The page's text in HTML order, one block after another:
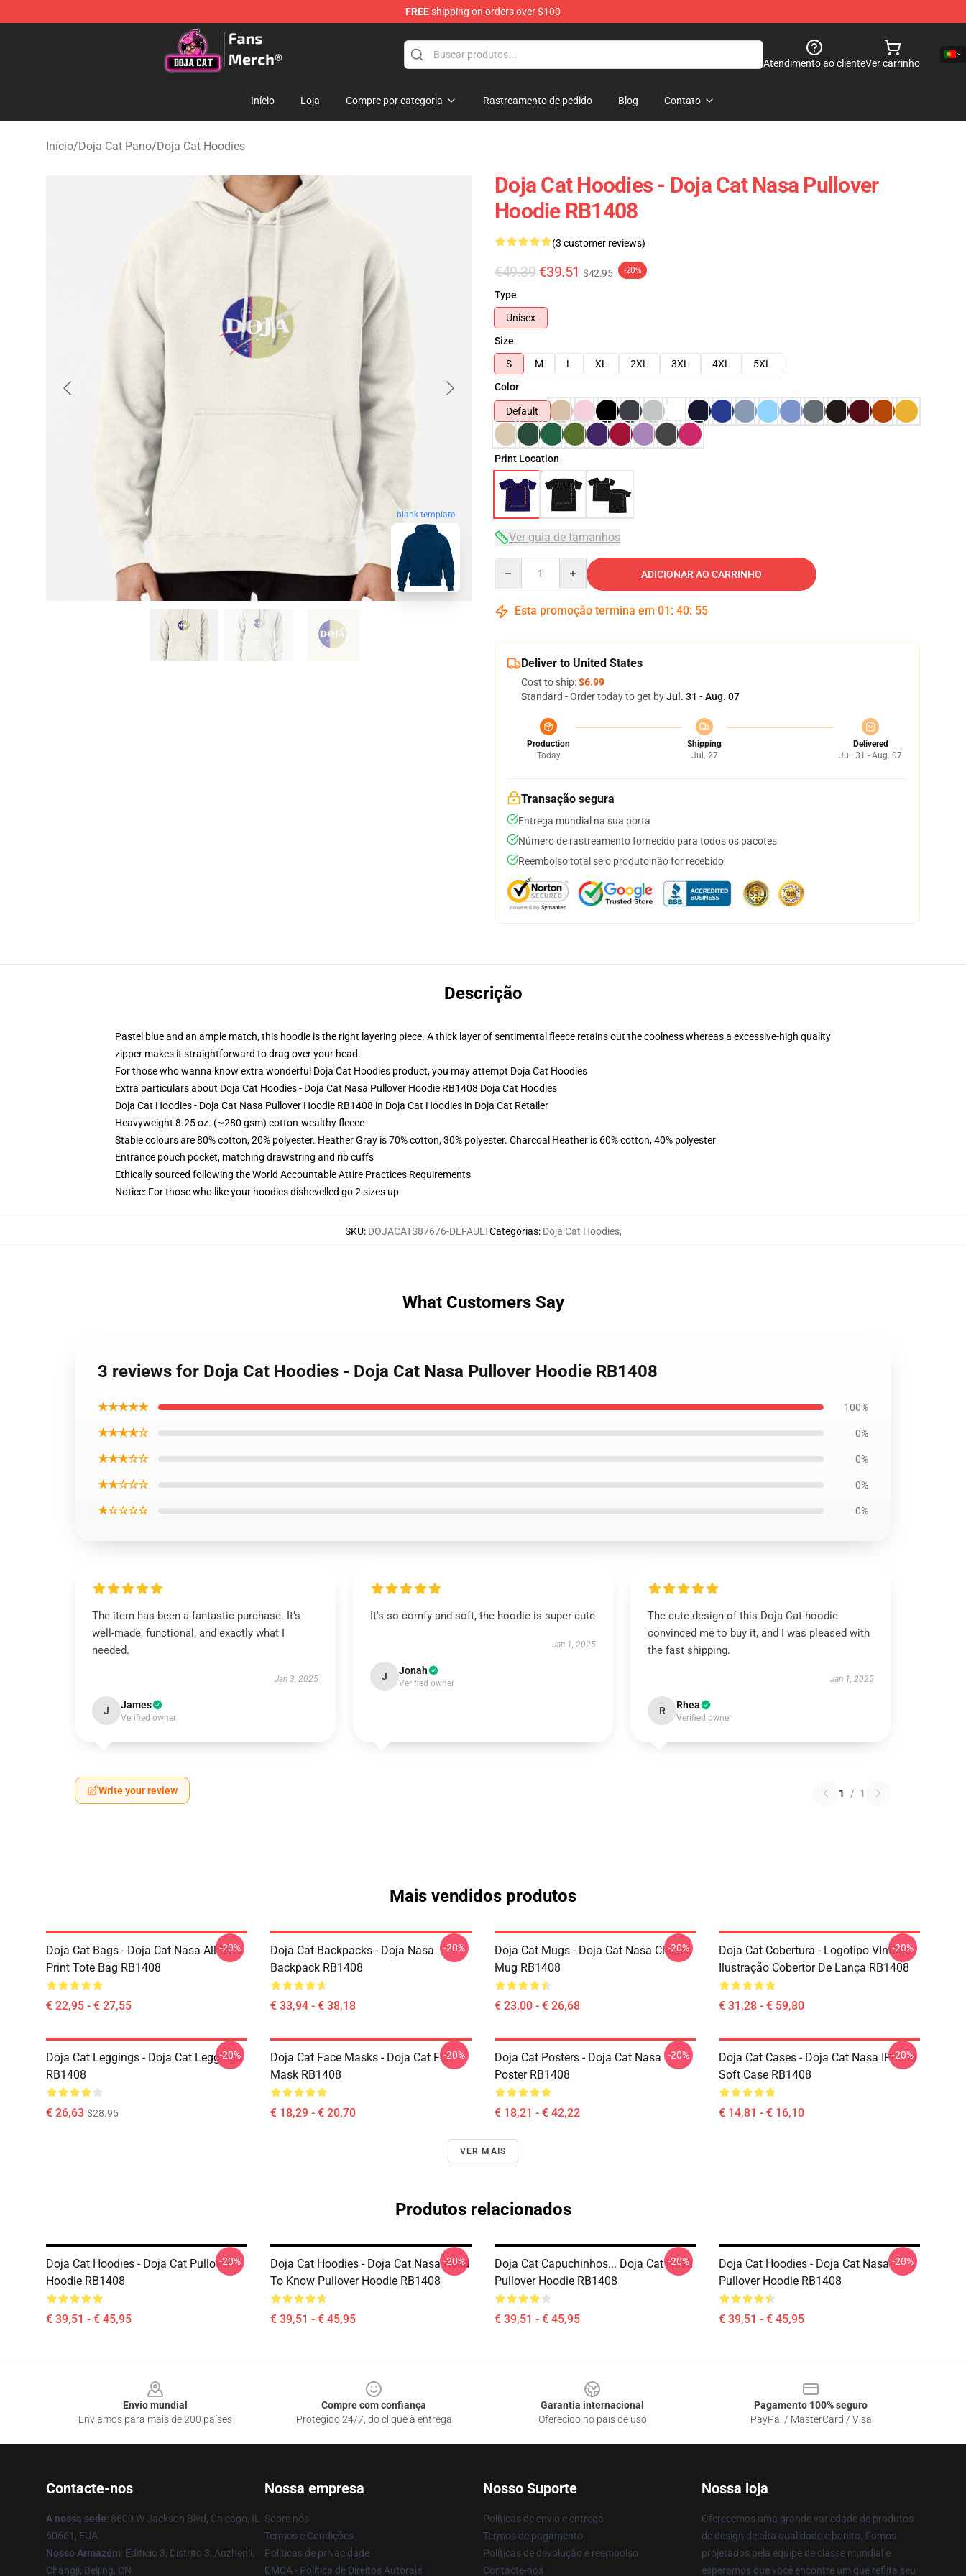
FREEshipping on orders over $100
Doja Cat Store - Official Doja Cat Merchandise Shop
Atendimento ao clienteVer carrinho
Início Loja Compre por categoria Rastreamento de pedido Blog Contato
Início/Doja Cat Pano/Doja Cat Hoodies
blank template
Doja Cat Hoodies - Doja Cat Nasa Pullover
Hoodie RB1408
(3 customer reviews)
€49.39 €39.51 $42.95 -20%
Type
Unisex
Size
S
M L XL 2XL 3XL 4XL
5XL
Color
Default
Print Location
Ver guia de tamanhos
ADICIONAR AO CARRINHO
Esta promoção termina em 01 : 40: 54
Deliver to United States
Cost to ship:$6.99
Standard - Order today to get byJul. 31 - Aug. 07
Production
Today
Shipping
Jul. 27
Delivered
Jul. 31 - Aug. 07
Transação segura
Entrega mundial na sua porta
Número de rastreamento fornecido para todos os pacotes
Reembolso total se o produto não for recebido
Descrição
Pastel blue and an ample match, this hoodie is the right layering piece. A thick layer of sentimental fleece retains out the coolness whereas a excessive-high quality
zipper makes it straightforward to drag over your head.
For those who wanna know extra wonderful Doja Cat Hoodies product, you may attempt Doja Cat Hoodies
Extra particulars about Doja Cat Hoodies - Doja Cat Nasa Pullover Hoodie RB1408 Doja Cat Hoodies
Doja Cat Hoodies - Doja Cat Nasa Pullover Hoodie RB1408 in Doja Cat Hoodies in Doja Cat Retailer
Heavyweight 8.25 oz. (~280 gsm) cotton-wealthy fleece
Stable colours are 80% cotton, 20% polyester. Heather Gray is 70% cotton, 30% polyester. Charcoal Heather is 60% cotton, 40% polyester
Entrance pouch pocket, matching drawstring and rib cuffs
Ethically sourced following the World Accountable Attire Practices Requirements
Notice: For those who like your hoodies dishevelled go 2 sizes up
SKU: DOJACATS87676-DEFAULTCategorias: Doja Cat Hoodies,
What Customers Say
3 reviews for Doja Cat Hoodies - Doja Cat Nasa Pullover Hoodie RB1408
★★★★★ 100%
★★★★☆ 0%
★★★☆☆ 0%
★★☆☆☆ 0%
★☆☆☆☆ 0%
The item has been a fantastic purchase. It’s
well-made, functional, and exactly what I
needed.
Jan 3, 2025
J James
Verified owner
It's so comfy and soft, the hoodie is super cute
Jan 1, 2025
J Jonah
Verified owner
The cute design of this Doja Cat hoodie
convinced me to buy it, and I was pleased with
the fast shipping.
Jan 1, 2025
R Rhea
Verified owner
Write your review 1 / 1
Mais vendidos produtos
Doja Cat Bags - Doja Cat Nasa All Over
Print Tote Bag RB1408
€ 22,95 - € 27,55
-20%
Doja Cat Backpacks - Doja Nasa
Backpack RB1408
€ 33,94 - € 38,18
-20%
Doja Cat Mugs - Doja Cat Nasa Classic
Mug RB1408
€ 23,00 - € 26,68
-20%
Doja Cat Cobertura - Logotipo VIntage
Ilustração Cobertor De Lança RB1408
€ 31,28 - € 59,80
-20%
Doja Cat Leggings - Doja Cat Leggings
RB1408
€ 26,63 $28.95
-20%
Doja Cat Face Masks - Doja Cat Flat
Mask RB1408
€ 18,29 - € 20,70
-20%
Doja Cat Posters - Doja Cat Nasa
Poster RB1408
€ 18,21 - € 42,22
-20%
Doja Cat Cases - Doja Cat Nasa IPhone
Soft Case RB1408
€ 14,81 - € 16,10
-20%
VER MAIS
Produtos relacionados
Doja Cat Hoodies - Doja Cat Pullover
Hoodie RB1408
€ 39,51 - € 45,95
-20%
Doja Cat Hoodies - Doja Cat Nasa Need
To Know Pullover Hoodie RB1408
€ 39,51 - € 45,95
-20%
Doja Cat Capuchinhos... Doja Cat Nasa
Pullover Hoodie RB1408
€ 39,51 - € 45,95
-20%
Doja Cat Hoodies - Doja Cat Nasa
Pullover Hoodie RB1408
€ 39,51 - € 45,95
-20%
Envio mundial
Enviamos para mais de 200 países
Compre com confiança
Protegido 24/7, do clique à entrega
Garantia internacional
Oferecido no país de uso
Pagamento 100% seguro
PayPal / MasterCard / Visa
Contacte-nos
A nossa sede: 8600 W Jackson Blvd, Chicago, IL
60661, EUA
Nosso Armazém: Edifício 3, Distrito 3, Anzhenli,
Changji, Beijing, CN
Nossa empresa
Sobre nós
Termos e Condições
Políticas de privacidade
DMCA - Política de Direitos Autorais
Nosso Suporte
Políticas de envio e entrega
Termos de pagamento
Políticas de devolução e reembolso
Contacte-nos
Nossa loja
Oferecemos uma grande variedade de produtos
de design de alta qualidade e bonito. Fomos
projetados pela equipe de classe mundial e
esperamos que você encontre um que reflita seu